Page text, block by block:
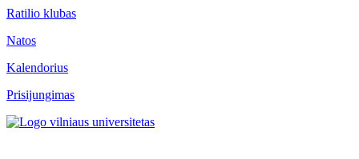
Ratilio klubas
Natos
Kalendorius
Prisijungimas